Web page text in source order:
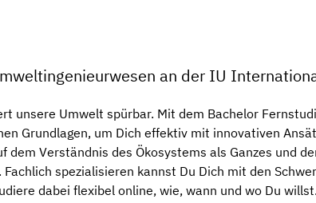
an der IU
unsere Umwelt spürbar. Mit dem Bachelor
Grundlagen, um Dich effektiv mit innovativen
dem Verständnis des Ökosystems als Ganzes und
spezialisieren kannst Du Dich mit den
dabei flexibel online, wie, wann und wo Du